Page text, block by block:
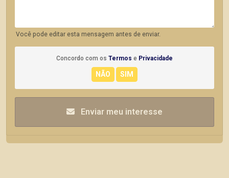
Você pode editar esta mensagem antes de enviar.
Concordo com os Termos e Privacidade
Enviar meu interesse